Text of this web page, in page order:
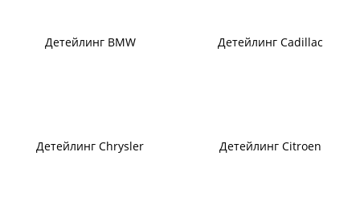
Детейлинг BMW Детейлинг Cadillac
Детейлинг Chrysler Детейлинг Citroen